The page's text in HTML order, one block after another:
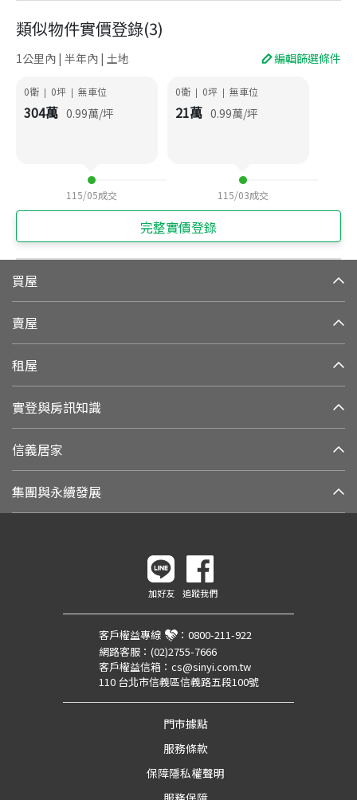
類似物件實價登錄(3)
1公里內 | 半年內 | 土地 編輯篩選條件
0衛 | 0坪 | 無車位
304萬 0.99萬/坪
115/05成交
0衛 | 0坪 | 無車位
21萬 0.99萬/坪
115/03成交
完整實價登錄
買屋
賣屋
租屋
實登與房訊知識
信義居家
集團與永續發展
加好友 追蹤我們
客戶權益專線 ： 0800-211-922
網路客服： (02)2755-7666
客戶權益信箱： cs@sinyi.com.tw
110 台北市信義區信義路五段100號
門市據點
服務條款
保障隱私權聲明